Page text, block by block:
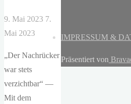
9. Mai 2023 7.
Mai 2023
„Der Nachrücker
war stets
verzichtbar“ —
Mit dem
IMPRESSUM &
Präsentiert von